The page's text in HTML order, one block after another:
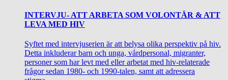
INTERVJU- ATT ARBETA SOM VOLONTÄR & ATT
LEVA MED HIV
Syftet med intervjuserien är att belysa olika perspektiv på hiv.
Detta inkluderar barn och unga, vårdpersonal, migranter,
personer som har levt med eller arbetat med hiv-relaterade
frågor sedan 1980- och 1990-talen, samt att adressera